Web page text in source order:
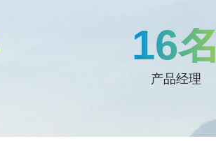
16名
产品经理